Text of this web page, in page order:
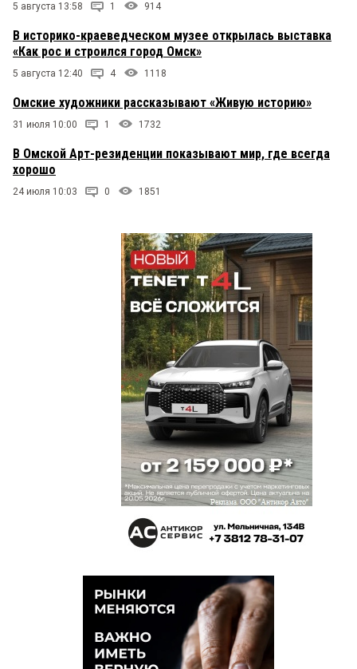
5 августа 13:58 1 914
В историко-краеведческом музее открылась выставка
«Как рос и строился город Омск»
5 августа 12:40 4 1118
Омские художники рассказывают «Живую историю»
31 июля 10:00 1 1732
В Омской Арт-резиденции показывают мир, где всегда
хорошо
24 июля 10:03 0 1851